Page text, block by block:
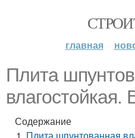
главная
Плита
влагостойкая.
Содержание